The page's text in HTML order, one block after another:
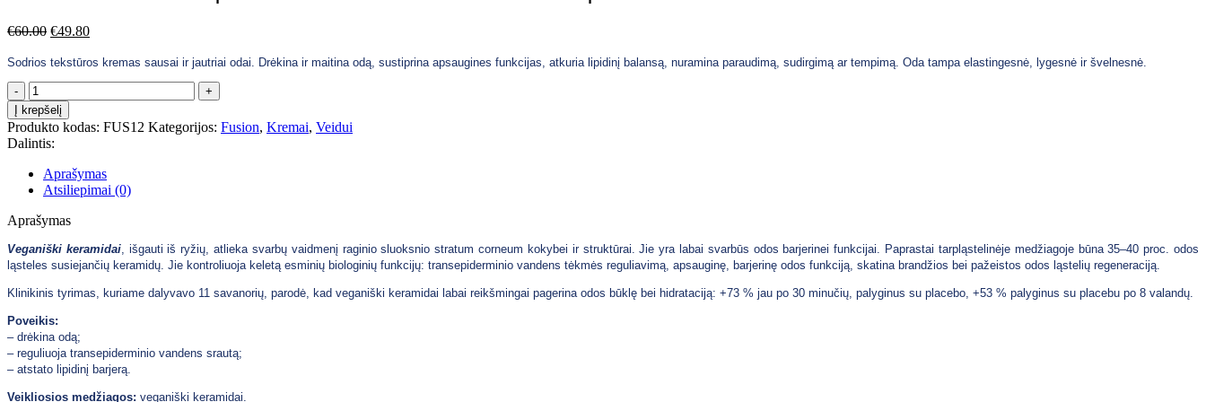
€60.00 €49.80
Sodrios tekstūros kremas sausai ir jautriai odai. Drėkina ir maitina odą, sustiprina apsaugines funkcijas, atkuria lipidinį balansą, nuramina paraudimą, sudirgimą ar tempimą. Oda tampa elastingesnė, lygesnė ir švelnesnė.
produkto
kiekis:
FUSION
MESO
|
CERAMID
MOISTURIZER
Drėkinamasis
su
keramidais
Į krepšelį
Produkto kodas: FUS12 Kategorijos: Fusion, Kremai, Veidui
Dalintis:
Aprašymas
Atsiliepimai (0)
Aprašymas
Veganiški keramidai, išgauti iš ryžių, atlieka svarbų vaidmenį raginio sluoksnio stratum corneum kokybei ir struktūrai. Jie yra labai svarbūs odos barjerinei funkcijai. Paprastai tarpląstelinėje medžiagoje būna 35–40 proc. odos
ląsteles susiejančių keramidų. Jie kontroliuoja keletą esminių biologinių funkcijų: transepiderminio vandens tėkmės reguliavimą, apsauginę, barjerinę odos funkciją, skatina brandžios bei pažeistos odos ląstelių regeneraciją.
Klinikinis tyrimas, kuriame dalyvavo 11 savanorių, parodė, kad veganiški keramidai labai reikšmingai pagerina odos būklę bei hidrataciją: +73 % jau po 30 minučių, palyginus su placebo, +53 % palyginus su placebu po 8 valandų.
Poveikis:
– drėkina odą;
– reguliuoja transepiderminio vandens srautą;
– atstato lipidinį barjerą.
Veikliosios medžiagos: veganiški keramidai.